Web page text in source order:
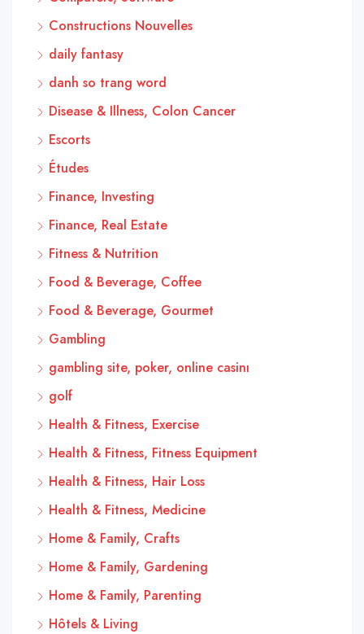
Constructions Nouvelles
daily fantasy
danh so trang word
Disease & Illness, Colon Cancer
Escorts
Études
Finance, Investing
Finance, Real Estate
Fitness & Nutrition
Food & Beverage, Coffee
Food & Beverage, Gourmet
Gambling
gambling site, poker, online casinı
golf
Health & Fitness, Exercise
Health & Fitness, Fitness Equipment
Health & Fitness, Hair Loss
Health & Fitness, Medicine
Home & Family, Crafts
Home & Family, Gardening
Home & Family, Parenting
Hôtels & Living